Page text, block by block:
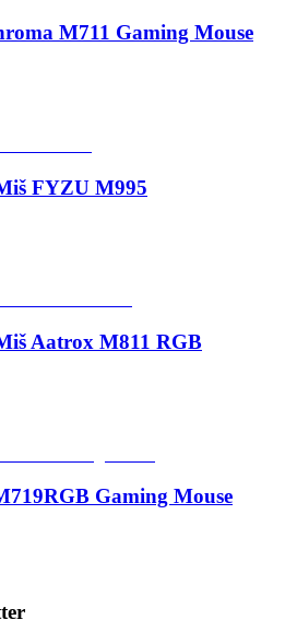
M711 Gaming Mouse
FYZU M995
Aatrox M811 RGB
Gaming Mouse